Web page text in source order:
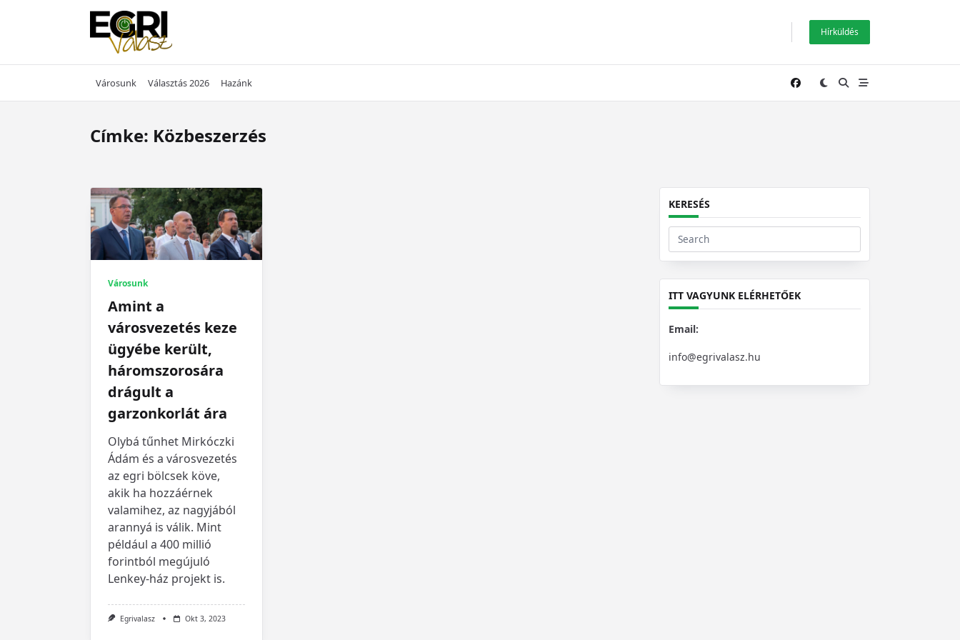
Hírküldés
Városunk Választás 2026 Hazánk
Címke: Közbeszerzés
Városunk
Amint a
városvezetés keze
ügyébe került,
háromszorosára
drágult a
garzonkorlát ára
Olybá tűnhet Mirkóczki
Ádám és a városvezetés
az egri bölcsek köve,
akik ha hozzáérnek
valamihez, az nagyjából
arannyá is válik. Mint
például a 400 millió
forintból megújuló
Lenkey-ház projekt is.
Egrivalasz Okt 3, 2023
KERESÉS
Search
for:
ITT VAGYUNK ELÉRHETŐEK
Email:
info@egrivalasz.hu